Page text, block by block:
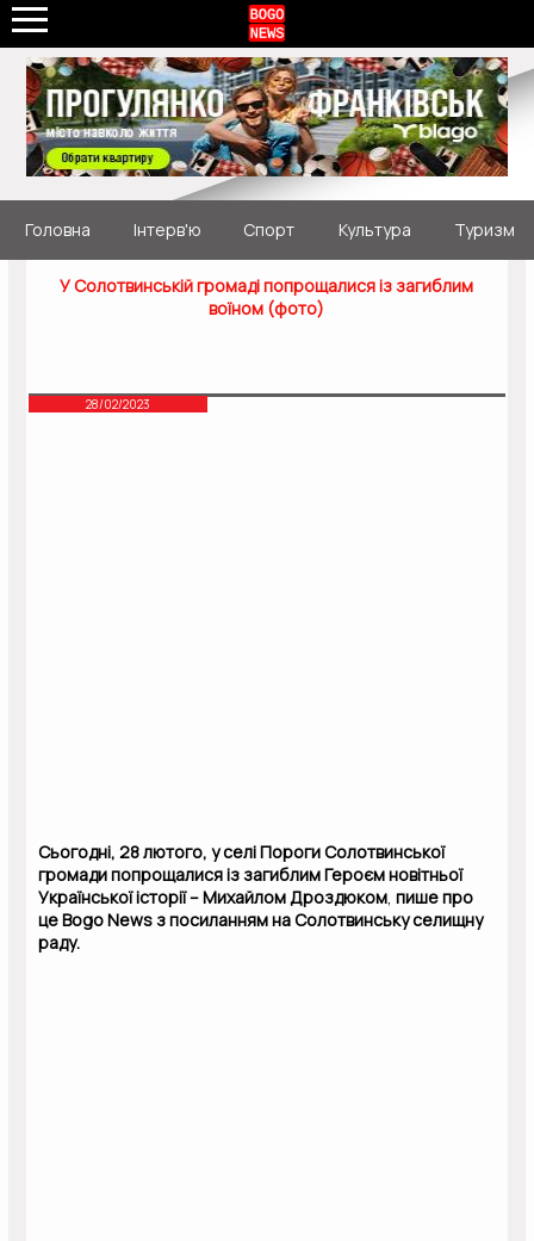
Головна Інтерв'ю Спорт Культура Туризм
У Солотвинській громаді попрощалися із загиблим
воїном (фото)
28/02/2023
Сьогодні, 28 лютого, у селі Пороги Солотвинської
громади попрощалися із загиблим Героєм новітньої
Української історії – Михайлом Дроздюком ,пише про
це Bogo News з посиланням на Солотвинську селищну
раду.